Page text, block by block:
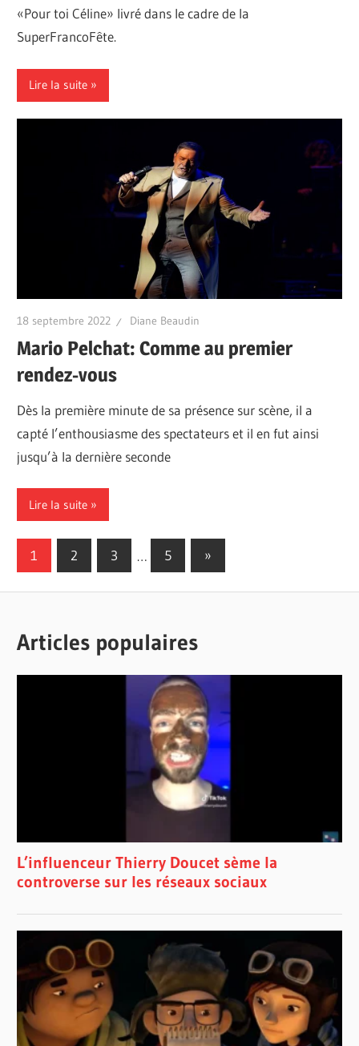
«Pour toi Céline» livré dans le cadre de la
SuperFrancoFête.
Lire la suite
18 septembre 2022 Diane Beaudin
Mario Pelchat: Comme au premier
rendez-vous
Dès la première minute de sa présence sur scène, il a
capté l’enthousiasme des spectateurs et il en fut ainsi
jusqu’à la dernière seconde
Lire la suite
Pagination
1 2 3 … 5
Next
Posts
»
Articles populaires